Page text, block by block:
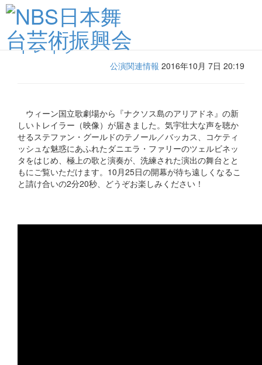
「ナクソス島のアリアドネ」新着
トレイラー
公演関連情報 2016年10月 7日 20:19
ウィーン国立歌劇場から『ナクソス島のアリアドネ』の新
しいトレイラー（映像）が届きました。気宇壮大な声を聴か
せるステファン・グールドのテノール／バッカス、コケティ
ッシュな魅惑にあふれたダニエラ・ファリーのツェルビネッ
タをはじめ、極上の歌と演奏が、洗練された演出の舞台とと
もにご覧いただけます。10月25日の開幕が待ち遠しくなるこ
と請け合いの2分20秒、どうぞお楽しみください！